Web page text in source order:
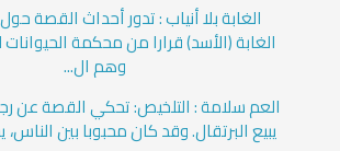
الغابة بلا أنياب : تدور أحداث القصة
الغابة (الأسد) قرارا من محكمة
وهم ال...
العم سلامة : التلخيص: تحكي القصة عن
يبيع البرتقال. وقد كان محبوبا بين